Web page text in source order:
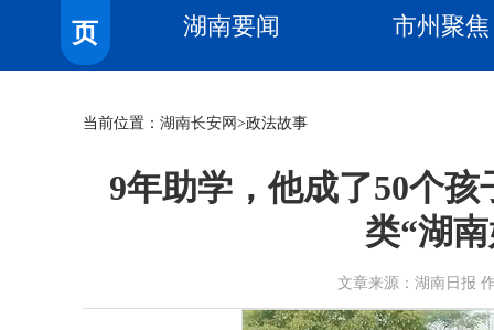
页
湖南要闻
市州聚焦
当前位置： 湖南长安网 >政法故事
9年助学，他成了50个
类“湖
文章来源：湖南日报